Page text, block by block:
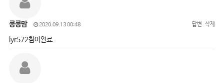
콩콩맘 2020.09.13 00:48 답변 삭제
lyr572참여완료